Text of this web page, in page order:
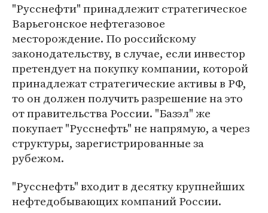
"Русснефти" принадлежит стратегическое
Варьегонское нефтегазовое
месторождение. По российскому
законодательству, в случае, если инвестор
претендует на покупку компании, которой
принадлежат стратегические активы в РФ,
то он должен получить разрешение на это
от правительства России. "Базэл" же
покупает "Русснефть" не напрямую, а через
структуры, зарегистрированные за
рубежом.
"Русснефть" входит в десятку крупнейших
нефтедобывающих компаний России.